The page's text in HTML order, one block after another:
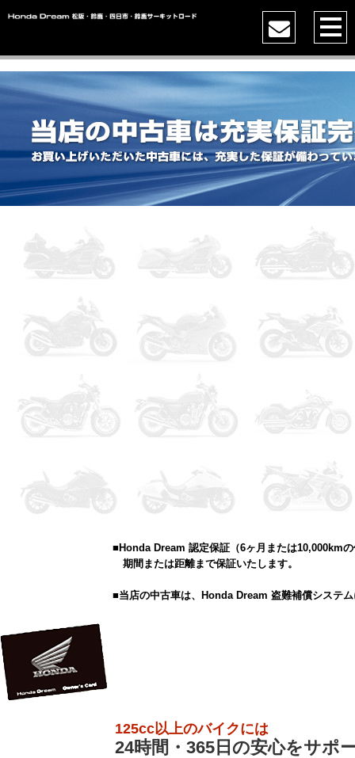
■Honda Dream 認定保証（6ヶ月または10,000km
期間または距離まで保証いたします。
■当店の中古車は、Honda Dream 盗難補償システ
125cc以上のバイクには
24時間・365日の安心をサポ